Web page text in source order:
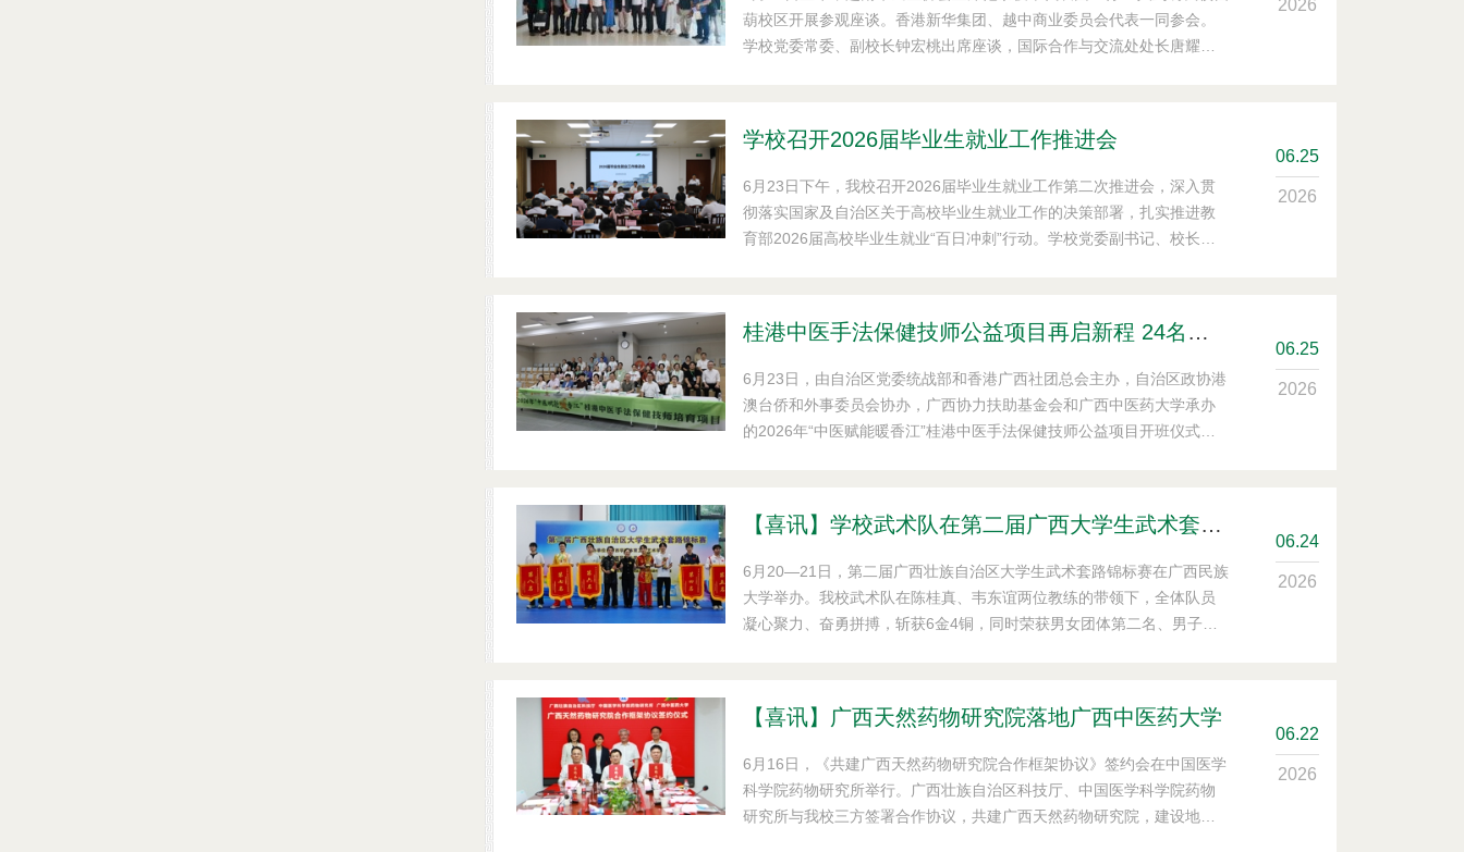
葫校区开展参观座谈。香港新华集团、越中商业委员会代表一同参会。
学校党委常委、副校长钟宏桃出席座谈，国际合作与交流处处长唐耀平
2026
学校召开2026届毕业生就业工作推进会
6月23日下午，我校召开2026届毕业生就业工作第二次推进会，深入贯
彻落实国家及自治区关于高校毕业生就业工作的决策部署，扎实推进教
育部2026届高校毕业生就业“百日冲刺”行动。学校党委副书记、校长李
06.25
2026
桂港中医手法保健技师公益项目再启新程 24名香港学员赴邕研习
6月23日，由自治区党委统战部和香港广西社团总会主办，自治区政协港
澳台侨和外事委员会协办，广西协力扶助基金会和广西中医药大学承办
的2026年“中医赋能暖香江”桂港中医手法保健技师公益项目开班仪式在
06.25
2026
【喜讯】学校武术队在第二届广西大学生武术套路锦标赛斩获6金4铜
6月20—21日，第二届广西壮族自治区大学生武术套路锦标赛在广西民族
大学举办。我校武术队在陈桂真、韦东谊两位教练的带领下，全体队员
凝心聚力、奋勇拼搏，斩获6金4铜，同时荣获男女团体第二名、男子团
在本次比赛中，韦六生包揽男...
06.24
2026
【喜讯】广西天然药物研究院落地广西中医药大学
6月16日，《共建广西天然药物研究院合作框架协议》签约会在中国医学
科学院药物研究所举行。广西壮族自治区科技厅、中国医学科学院药物
研究所与我校三方签署合作协议，共建广西天然药物研究院，建设地点
06.22
2026